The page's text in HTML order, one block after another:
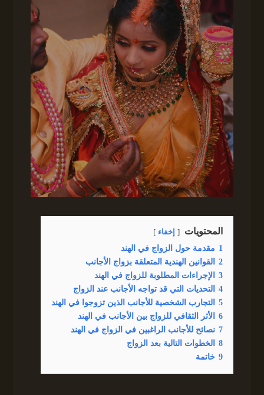
المحتويات إخفاء
1 مقدمة حول الزواج في الهند
2
القوانين الهندية المتعلقة بزواج الأجانب
3
الإجراءات المطلوبة للزواج في الهند
4
التحديات التي قد تواجه الأجانب عند الزواج
5
التجارب الشخصية للأجانب الذين تزوجوا في الهند
6
الأثر الثقافي للزواج بين الأجانب في الهند
7 نصائح للأجانب الراغبين في الزواج في الهند
8
الخطوات التالية بعد الزواج
9 خاتمة